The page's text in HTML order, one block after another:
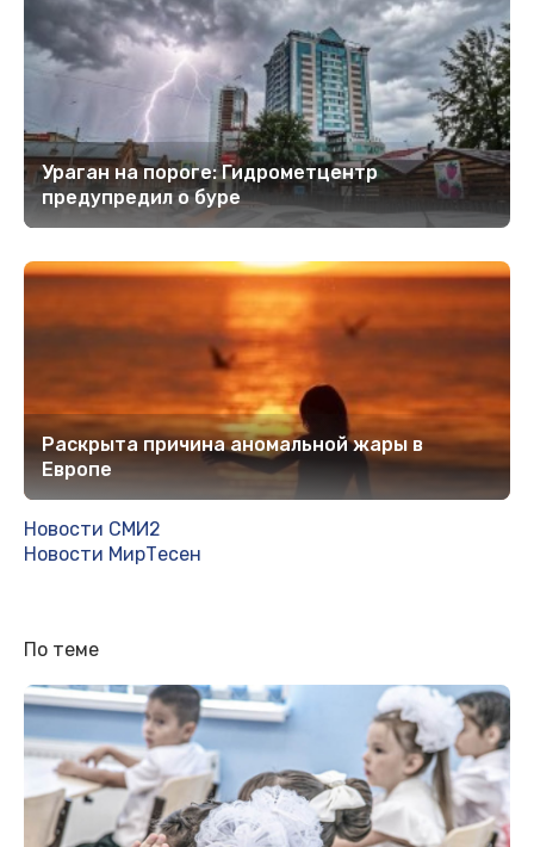
Ураган на пороге: Гидрометцентр
предупредил о буре
Раскрыта причина аномальной жары в
Европе
Новости СМИ2
Новости МирТесен
По теме